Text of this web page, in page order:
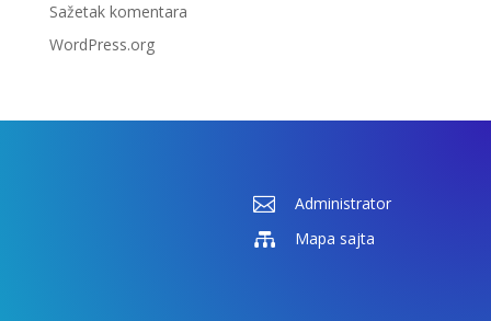
Sažetak komentara
WordPress.org
 Administrator
 Mapa sajta